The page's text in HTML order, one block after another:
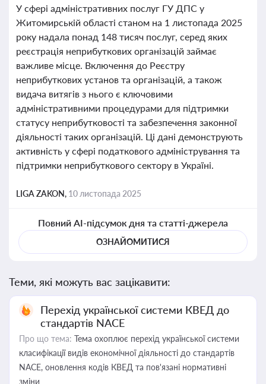
У сфері адміністративних послуг ГУ ДПС у
Житомирській області станом на 1 листопада 2025
року надала понад 148 тисяч послуг, серед яких
реєстрація неприбуткових організацій займає
важливе місце. Включення до Реєстру
неприбуткових установ та організацій, а також
видача витягів з нього є ключовими
адміністративними процедурами для підтримки
статусу неприбутковості та забезпечення законної
діяльності таких організацій. Ці дані демонструють
активність у сфері податкового адміністрування та
підтримки неприбуткового сектору в Україні.
LIGA ZAKON, 10 листопада 2025
Повний AI-підсумок дня та статті-джерела
ОЗНАЙОМИТИСЯ
Теми, які можуть вас зацікавити:
Перехід української системи КВЕД до
стандартів NACE
Про що тема: Тема охоплює перехід української системи
класифікації видів економічної діяльності до стандартів
NACE, оновлення кодів КВЕД та пов'язані нормативні
зміни